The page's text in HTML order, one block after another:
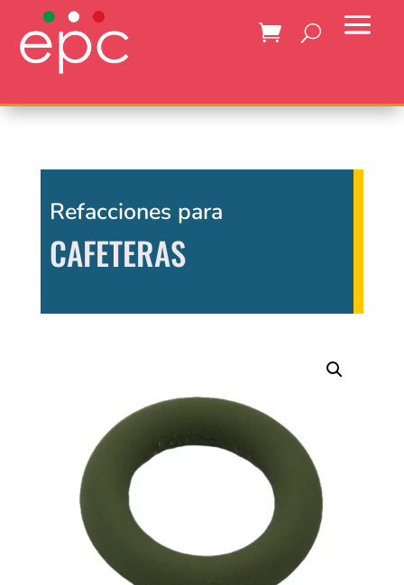
Refacciones para
CAFETERAS